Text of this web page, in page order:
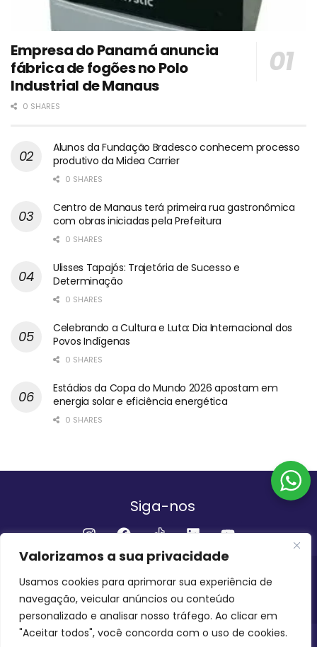
Valorizamos a sua privacidade
Usamos cookies para aprimorar sua experiência de
navegação, veicular anúncios ou conteúdo
personalizado e analisar nosso tráfego. Ao clicar em
"Aceitar todos", você concorda com o uso de cookies.
Empresa do Panamá anuncia
fábrica de fogões no Polo
Industrial de Manaus
0 SHARES
Alunos da Fundação Bradesco conhecem processo
produtivo da Midea Carrier
0 SHARES
Centro de Manaus terá primeira rua gastronômica
com obras iniciadas pela Prefeitura
0 SHARES
Ulisses Tapajós: Trajetória de Sucesso e
Determinação
0 SHARES
Celebrando a Cultura e Luta: Dia Internacional dos
Povos Indígenas
0 SHARES
Estádios da Copa do Mundo 2026 apostam em
energia solar e eficiência energética
0 SHARES
Siga-nos
Institucional
QUEM SOMOS FALE CONOSCO
INVEST AMAZÔNIA BRASIL